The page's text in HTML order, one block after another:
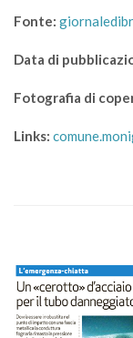
Fonte:
Data di
Fotografia di
Links: